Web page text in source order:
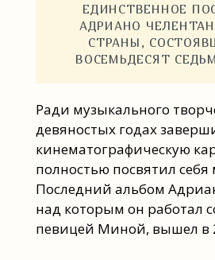
ЕДИНСТВЕННОЕ
АДРИАНО
СТРАНЫ,
ВОСЕМЬДЕСЯТ
Ради музыкального
девяностых годах
кинематографическую
полностью посвятил себя
Последний альбом
над которым он работал
певицей Миной, вышел в